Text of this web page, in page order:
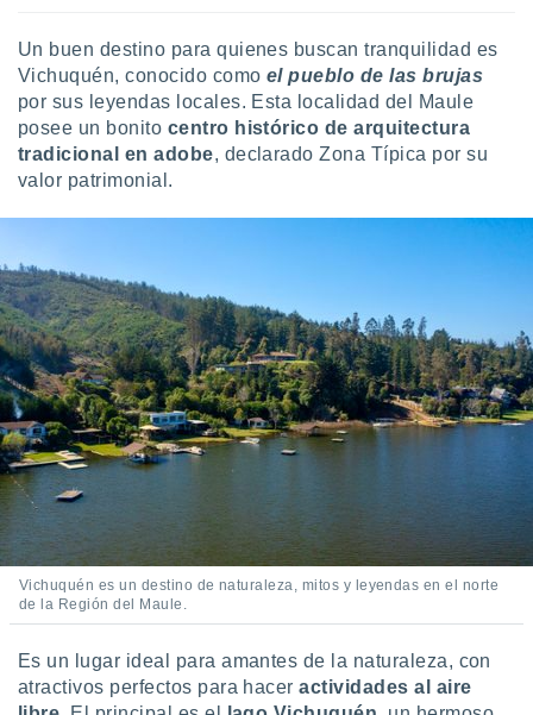
Un buen destino para quienes buscan tranquilidad es
Vichuquén, conocido como el pueblo de las brujas
por sus leyendas locales. Esta localidad del Maule
posee un bonito centro histórico de arquitectura
tradicional en adobe, declarado Zona Típica por su
valor patrimonial.
Vichuquén es un destino de naturaleza, mitos y leyendas en el norte
de la Región del Maule.
Es un lugar ideal para amantes de la naturaleza, con
atractivos perfectos para haceractividades al aire